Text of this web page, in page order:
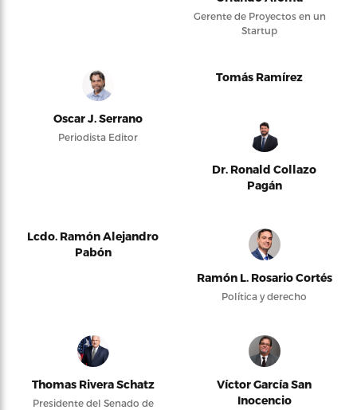
Gerente de Proyectos en un
Startup
Oscar J. Serrano
Periodista Editor
Tomás Ramírez
Dr. Ronald Collazo
Pagán
Lcdo. Ramón Alejandro
Pabón
Ramón L. Rosario Cortés
Política y derecho
Thomas Rivera Schatz
Presidente del Senado de
Víctor García San
Inocencio